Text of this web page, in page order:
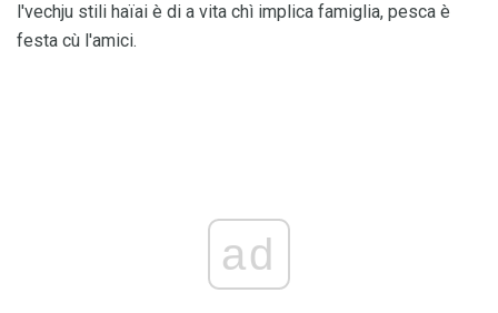
l'vechju stili haïai è di a vita chì implica famiglia, pesca è
festa cù l'amici.
ad